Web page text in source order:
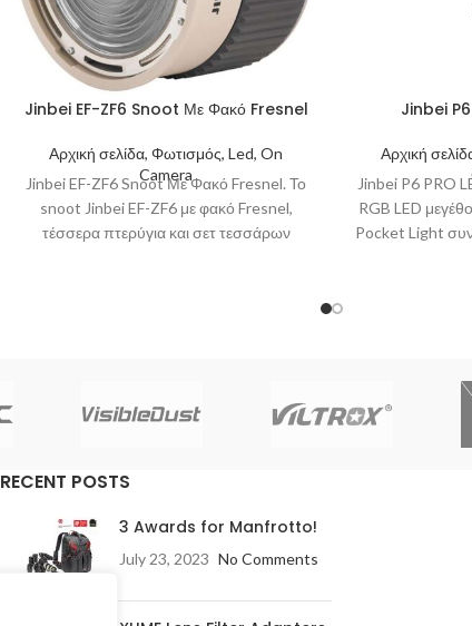
Jinbei EF-ZF6 Snoot Με Φακό Fresnel
Αρχική σελίδα, Φωτισμός, Led, On
Camera
Jinbei EF-ZF6 Snoot Με Φακό Fresnel. Το
snoot Jinbei EF-ZF6 με φακό Fresnel,
τέσσερα πτερύγια και σετ τεσσάρων
Jinbei P6
Αρχική
Jinbei P6 PRO
RGB LED
Pocket Light
RECENT POSTS
3 Awards for Manfrotto!
July 23, 2023 No Comments